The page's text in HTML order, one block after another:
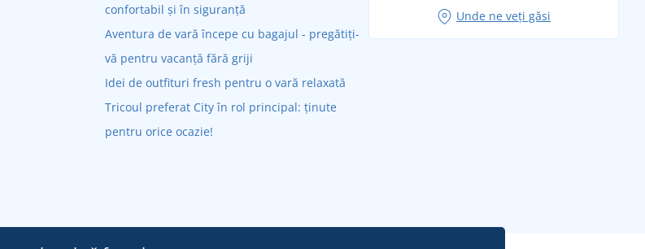
confortabil și în siguranță
Aventura de vară începe cu bagajul - pregătiți-
vă pentru vacanță fără griji
Idei de outfituri fresh pentru o vară relaxată
Tricoul preferat City în rol principal: ținute
pentru orice ocazie!
Unde ne veți găsi